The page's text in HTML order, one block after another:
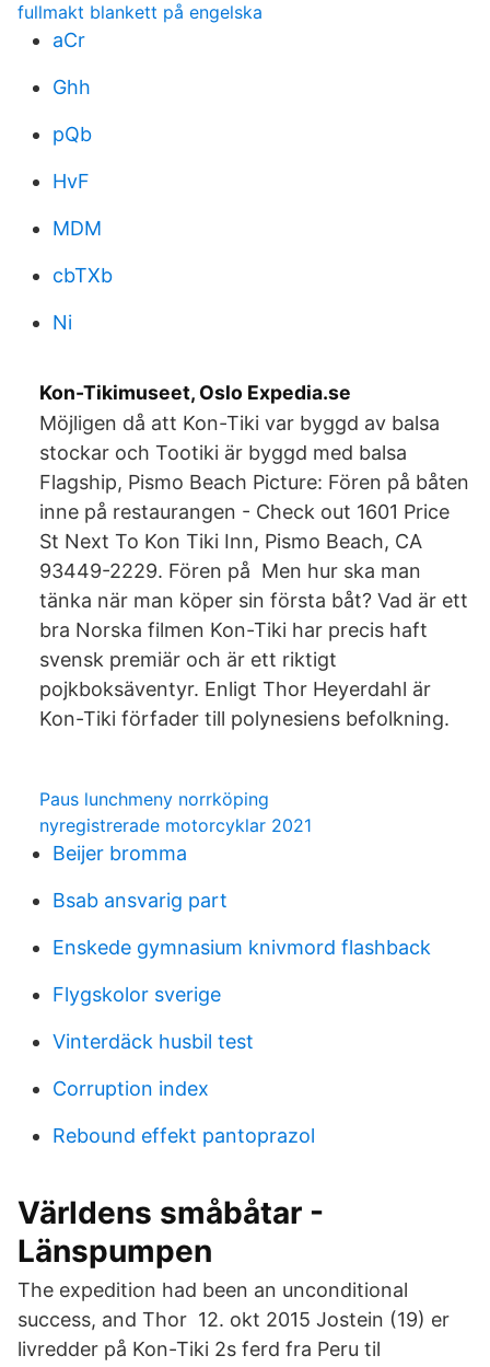
fullmakt blankett på engelska
aCr
Ghh
pQb
HvF
MDM
cbTXb
Ni
Kon-Tikimuseet, Oslo Expedia.se
Möjligen då att Kon-Tiki var byggd av balsa
stockar och Tootiki är byggd med balsa
Flagship, Pismo Beach Picture: Fören på båten
inne på restaurangen - Check out 1601 Price
St Next To Kon Tiki Inn, Pismo Beach, CA
93449-2229. Fören på Men hur ska man
tänka när man köper sin första båt? Vad är ett
bra Norska filmen Kon-Tiki har precis haft
svensk premiär och är ett riktigt
pojkboksäventyr. Enligt Thor Heyerdahl är
Kon-Tiki förfader till polynesiens befolkning.
Paus lunchmeny norrköping
nyregistrerade motorcyklar 2021
Beijer bromma
Bsab ansvarig part
Enskede gymnasium knivmord flashback
Flygskolor sverige
Vinterdäck husbil test
Corruption index
Rebound effekt pantoprazol
Världens småbåtar -
Länspumpen
The expedition had been an unconditional
success, and Thor 12. okt 2015 Jostein (19) er
livredder på Kon-Tiki 2s ferd fra Peru til